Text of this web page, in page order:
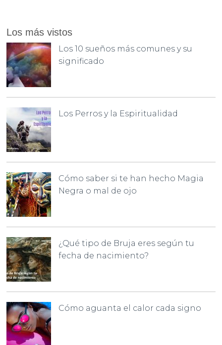
Los más vistos
Los 10 sueños más comunes y su
significado
Los Perros y la Espiritualidad
Cómo saber si te han hecho Magia
Negra o mal de ojo
¿Qué tipo de Bruja eres según tu
fecha de nacimiento?
Cómo aguanta el calor cada signo